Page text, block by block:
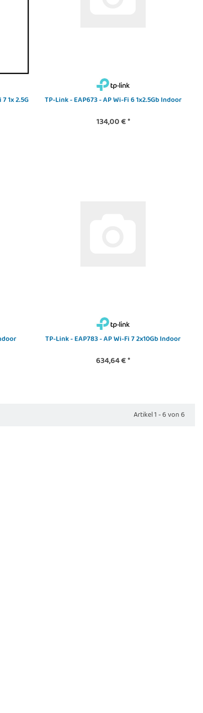
1x 2.5G
TP-Link - EAP673 - AP Wi-Fi 6 1x2.5Gb Indoor
134,00 €*
TP-Link - EAP783 - AP Wi-Fi 7 2x10Gb Indoor
634,64 €*
Artikel 1 - 6 von 6